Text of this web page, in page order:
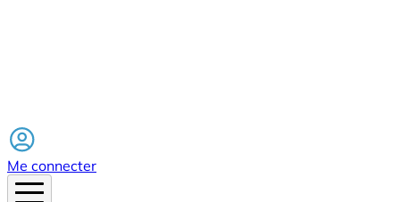
Me connecter